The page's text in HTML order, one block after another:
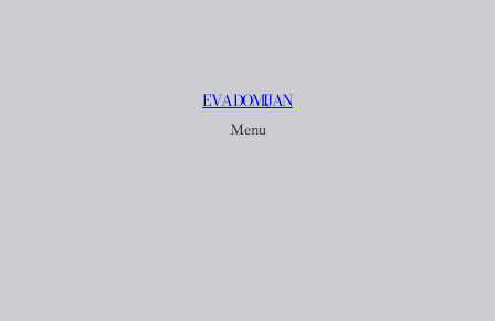
EVA DOMIJAN
Menu